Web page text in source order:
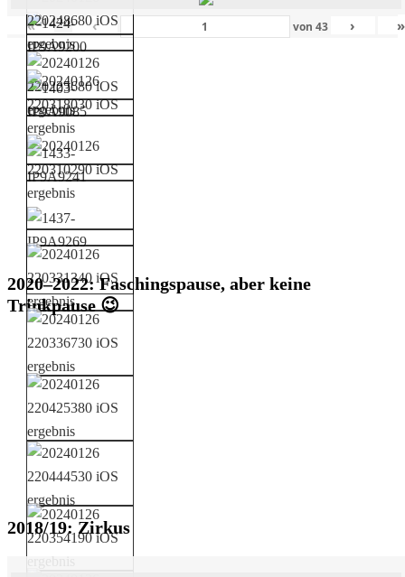
« ‹ von 43 › »
2020–2022: Faschingspause, aber keine
Trinkpause 😉
2018/19: Zirkus